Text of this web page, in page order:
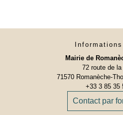
Mairie de
72 route de
71570 Romanèche-
+33 3 85 35
Contact par